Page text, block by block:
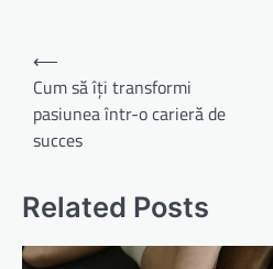
Navigare
în
articole
⟵
Cum să îți transformi
pasiunea într-o carieră de
succes
Related Posts